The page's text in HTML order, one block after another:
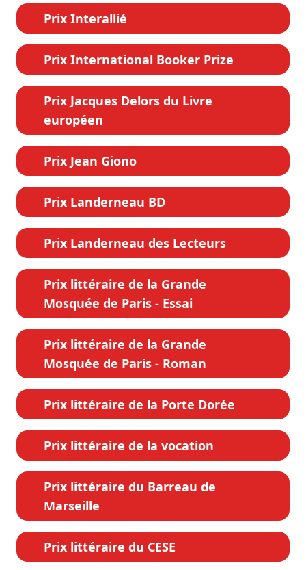
Prix Interallié
Prix International Booker Prize
Prix Jacques Delors du Livre
européen
Prix Jean Giono
Prix Landerneau BD
Prix Landerneau des Lecteurs
Prix littéraire de la Grande
Mosquée de Paris - Essai
Prix littéraire de la Grande
Mosquée de Paris - Roman
Prix littéraire de la Porte Dorée
Prix littéraire de la vocation
Prix littéraire du Barreau de
Marseille
Prix littéraire du CESE